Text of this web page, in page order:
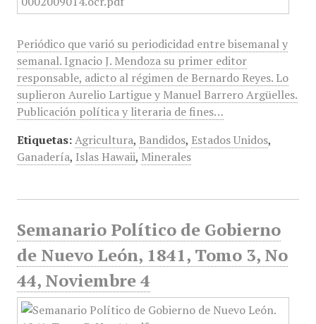
Periódico que varió su periodicidad entre bisemanal y
semanal. Ignacio J. Mendoza su primer editor
responsable, adicto al régimen de Bernardo Reyes. Lo
suplieron Aurelio Lartigue y Manuel Barrero Argüelles.
Publicación política y literaria de fines…
Etiquetas: Agricultura, Bandidos, Estados Unidos,
Ganadería, Islas Hawaii, Minerales
Semanario Político de Gobierno
de Nuevo León, 1841, Tomo 3, No
44, Noviembre 4